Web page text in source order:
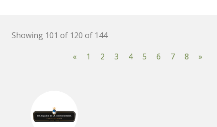
Showing 101 of 120 of 144
«
1 2 3 4 5 6 7 8 »